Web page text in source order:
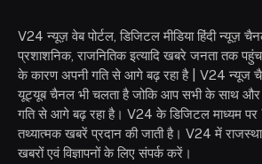
V24 न्यूज़ वेब पोर्टल, डिजिटल मीडिया हिंदी न्यूज़
प्रशाशनिक, राजनितिक इत्यादि खबरे जनता तक
के कारण अपनी गति से आगे बढ़ रहा है | V24 न्यूज
यूट्यूब चैनल भी चलता है जोकि आप सभी के साथ और
गति से आगे बढ़ रहा है। V24 के डिजिटल माध्यम
तथ्यात्मक खबरें प्रदान की जाती है। V24 में
खबरों एवं विज्ञापनों के लिए संपर्क करें।